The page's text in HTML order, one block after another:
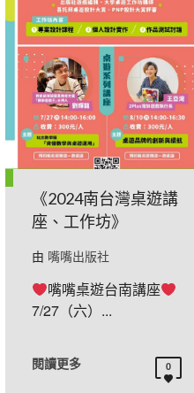
《2024南台灣桌遊講
座、工作坊》
由 嘴嘴出版社
嘴嘴桌遊台南講座
7/27（六）...
閱讀更多 0